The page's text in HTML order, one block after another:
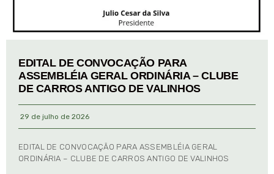
EDITAL DE CONVOCAÇÃO PARA
ASSEMBLÉIA GERAL ORDINÁRIA – CLUBE
DE CARROS ANTIGO DE VALINHOS
29 de julho de 2026
EDITAL DE CONVOCAÇÃO PARA ASSEMBLÉIA GERAL
ORDINÁRIA – CLUBE DE CARROS ANTIGO DE VALINHOS